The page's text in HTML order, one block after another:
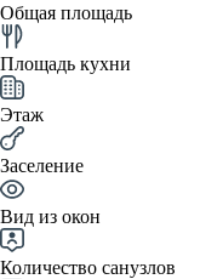
Общая площадь
Площадь кухни
Этаж
Заселение
Вид из окон
Количество санузлов